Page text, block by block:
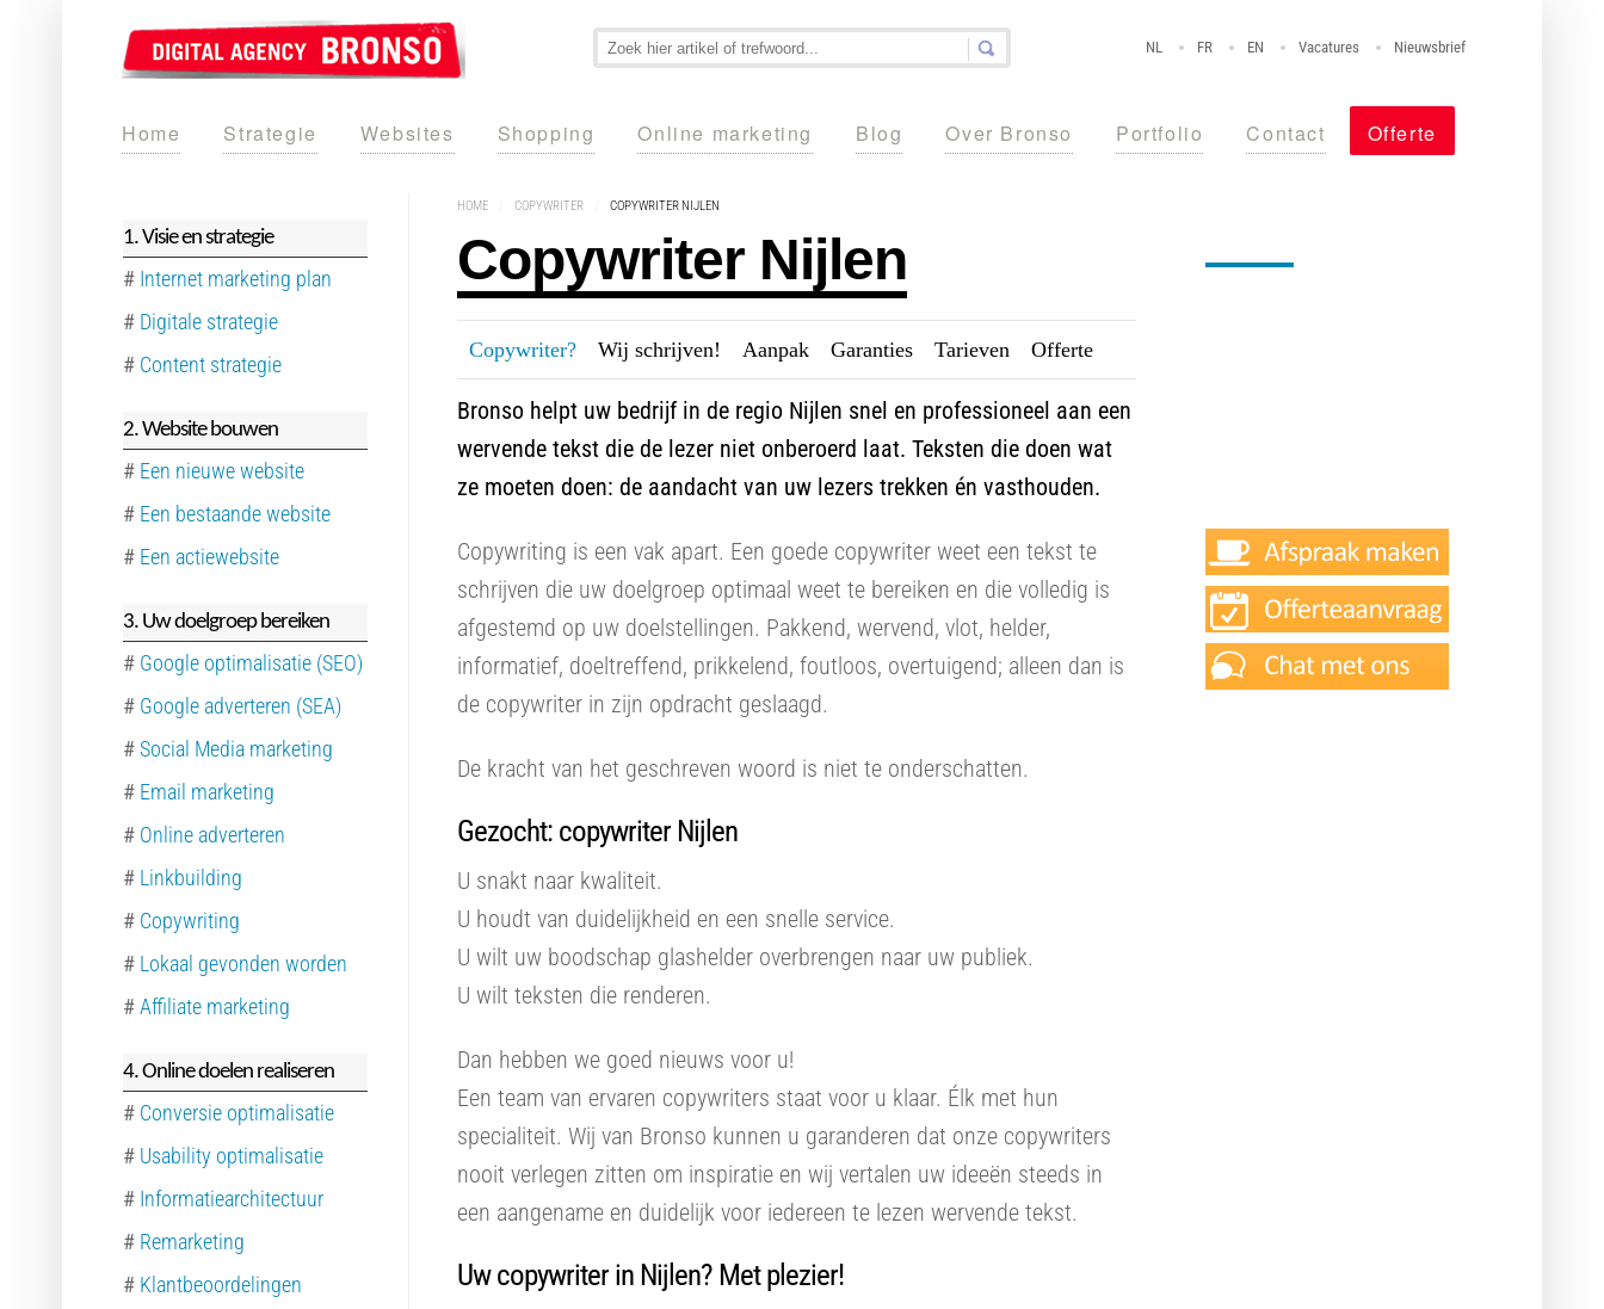
NL FR EN Vacatures Nieuwsbrief
Home Strategie Websites Shopping Online marketing Blog Over Bronso Portfolio Contact Offerte
HOME COPYWRITER COPYWRITER NIJLEN
Copywriter Nijlen
Copywriter?--- Wij schrijven! Aanpak--- Garanties--- Tarieven--- Offerte
Bronso helpt uw bedrijf in de regio Nijlen snel en professioneel aan een
wervende tekst die de lezer niet onberoerd laat. Teksten die doen wat
ze moeten doen: de aandacht van uw lezers trekken én vasthouden.
Copywriting is een vak apart. Een goede copywriter weet een tekst te
schrijven die uw doelgroep optimaal weet te bereiken en die volledig is
afgestemd op uw doelstellingen. Pakkend, wervend, vlot, helder,
informatief, doeltreffend, prikkelend, foutloos, overtuigend; alleen dan is
de copywriter in zijn opdracht geslaagd.
De kracht van het geschreven woord is niet te onderschatten.
Gezocht: copywriter Nijlen
U snakt naar kwaliteit.
U houdt van duidelijkheid en een snelle service.
U wilt uw boodschap glashelder overbrengen naar uw publiek.
U wilt teksten die renderen.
Dan hebben we goed nieuws voor u!
Een team van ervaren copywriters staat voor u klaar. Élk met hun
specialiteit. Wij van Bronso kunnen u garanderen dat onze copywriters
nooit verlegen zitten om inspiratie en wij vertalen uw ideeën steeds in
een aangename en duidelijk voor iedereen te lezen wervende tekst.
Uw copywriter in Nijlen? Met plezier!
1. Visie en strategie
# Internet marketing plan
# Digitale strategie
# Content strategie
2. Website bouwen
# Een nieuwe website
# Een bestaande website
# Een actiewebsite
3. Uw doelgroep bereiken
# Google optimalisatie (SEO)
# Google adverteren (SEA)
#Social Media marketing
# Email marketing
# Online adverteren
# Linkbuilding
# Copywriting
# Lokaal gevonden worden
#Affiliate marketing
4. Online doelen realiseren
# Conversie optimalisatie
# Usability optimalisatie
# Informatiearchitectuur
# Remarketing
# Klantbeoordelingen